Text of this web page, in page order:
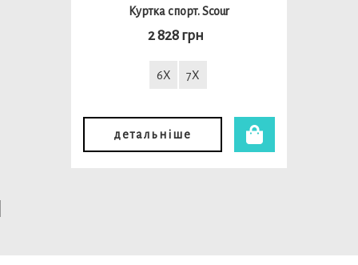
Куртка спорт. Scour
2 828 грн
6X 7X
детальніше